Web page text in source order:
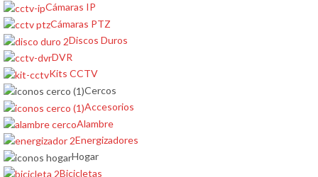
Cámaras IP
Cámaras PTZ
Discos Duros
DVR
Kits CCTV
Cercos
Accesorios
Alambre
Energizadores
Hogar
Bicicletas